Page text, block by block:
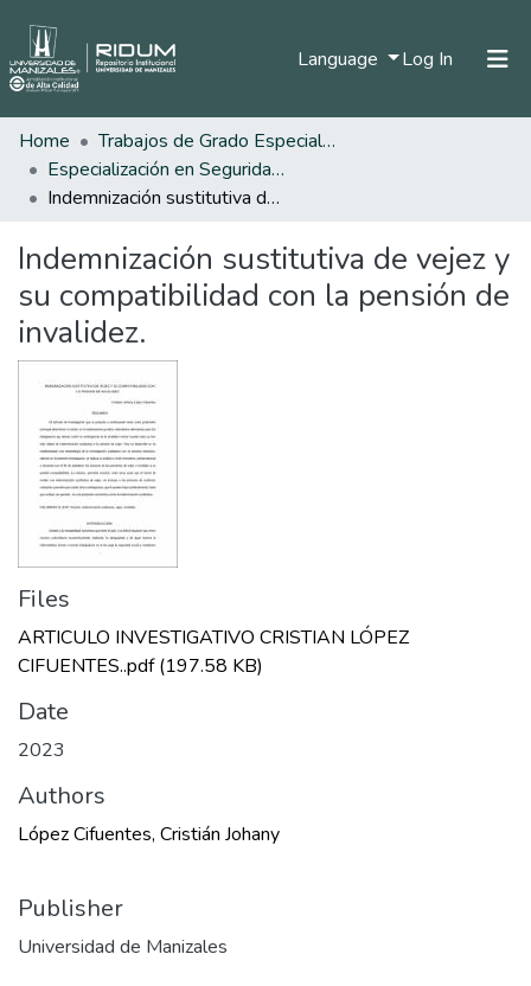
Language Log In (current)
Statistics
Home
Trabajos de Grado Especializaciones
Especialización en Seguridad Social
Indemnización sustitutiva de vejez y su compatibilidad con la pensión de invalidez.
Indemnización sustitutiva de vejez y
su compatibilidad con la pensión de
invalidez.
Files
ARTICULO INVESTIGATIVO CRISTIAN LÓPEZ
CIFUENTES..pdf(197.58 KB)
Date
2023
Authors
López Cifuentes, Cristián Johany
Publisher
Universidad de Manizales